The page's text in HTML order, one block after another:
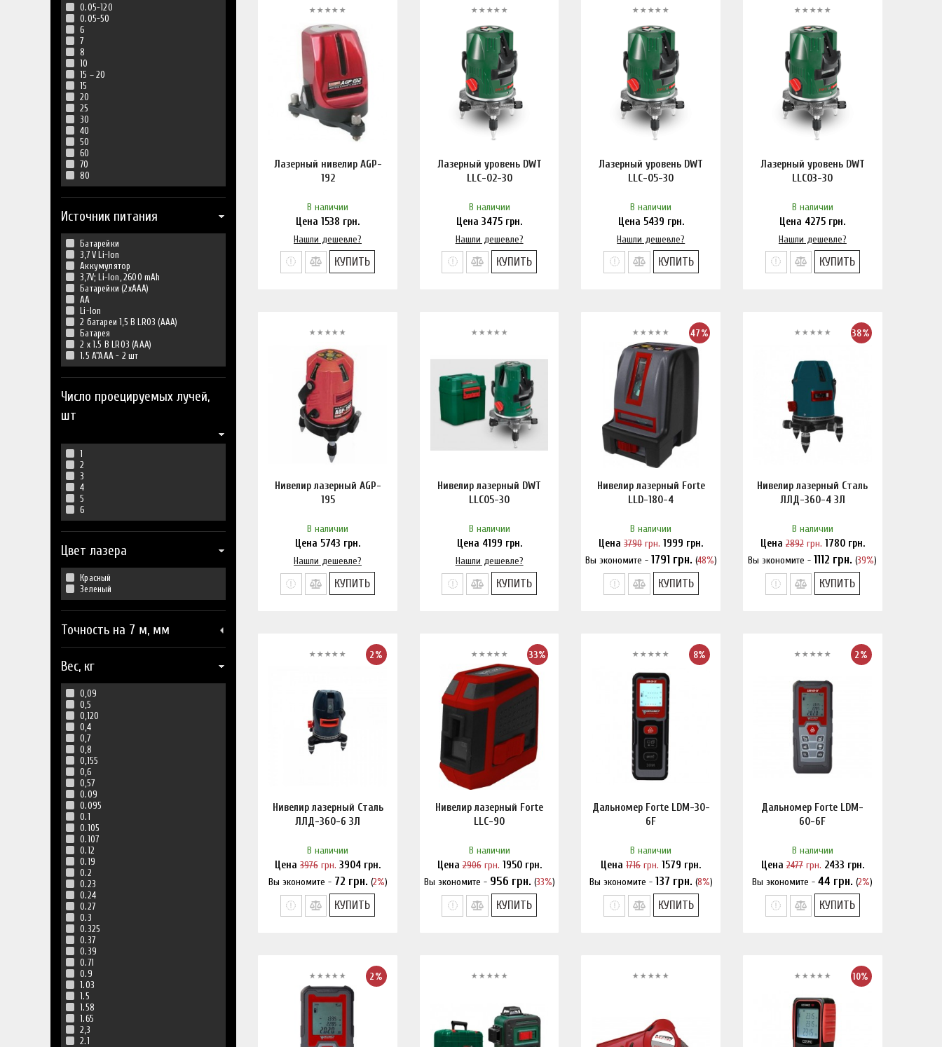
0.05-120
0.05-50
6
7
8
10
15 – 20
15
20
25
30
40
50
60
70
80
Источник питания
Батарейки
3,7 V Li-Ion
Аккумулятор
3,7V; Li-Ion, 2600 mAh
Батарейки (2xААА)
АА
Li-Ion
2 батареи 1,5 B LR03 (AAA)
Батарея
2 x 1.5 В LR03 (AAA)
1.5 A"AAA - 2 шт
Число проецируемых лучей,
шт
1
2
3
4
5
6
Цвет лазера
Красный
Зеленый
Точность на 7 м, мм
Вес, кг
0,09
0,5
0,120
0,4
0,7
0,8
0,155
0,6
0,57
0.09
0.095
0.1
0.105
0.107
0.12
0.19
0.2
0.23
0.24
0.27
0.3
0.325
0.37
0.39
0.71
0.9
1.03
1.5
1.58
1.65
2,3
2.1
Лазерный нивелир AGP-
192
В наличии
Цена 1538 грн.
Нашли дешевле?
КУПИТЬ
Лазерный уровень DWT
LLC-02-30
В наличии
Цена3475 грн.
Нашли дешевле?
КУПИТЬ
Лазерный уровень DWT
LLC-05-30
В наличии
Цена 5439 грн.
Нашли дешевле?
КУПИТЬ
Лазерный уровень DWT
LLC03-30
В наличии
Цена 4275 грн.
Нашли дешевле?
КУПИТЬ
Нивелир лазерный AGP-
195
В наличии
Цена 5743 грн.
Нашли дешевле?
КУПИТЬ
Нивелир лазерный DWT
LLC05-30
В наличии
Цена 4199 грн.
Нашли дешевле?
КУПИТЬ
47%
Нивелир лазерный Forte
LLD-180-4
В наличии
Цена3790грн. 1999 грн.
Вы экономите - 1791 грн. (48%)
Нашли дешевле?
КУПИТЬ
38%
Нивелир лазерный Сталь
ЛЛД-360-4 3Л
В наличии
Цена2892грн. 1780грн.
Вы экономите -1112 грн. (39%)
Нашли дешевле?
КУПИТЬ
2%
Нивелир лазерный Сталь
ЛЛД-360-6 3Л
В наличии
Цена 3976 грн. 3904 грн.
Вы экономите - 72 грн. (2%)
Нашли дешевле?
КУПИТЬ
33%
Нивелир лазерный Forte
LLC-90
В наличии
Цена2906грн. 1950грн.
Вы экономите - 956 грн. (33%)
Нашли дешевле?
КУПИТЬ
8%
Дальномер Forte LDM-30-
6F
В наличии
Цена1716грн. 1579 грн.
Вы экономите - 137 грн. (8%)
Нашли дешевле?
КУПИТЬ
2%
Дальномер Forte LDM-
60-6F
В наличии
Цена2477грн. 2433 грн.
Вы экономите -44 грн. (2%)
Нашли дешевле?
КУПИТЬ
2% 10%